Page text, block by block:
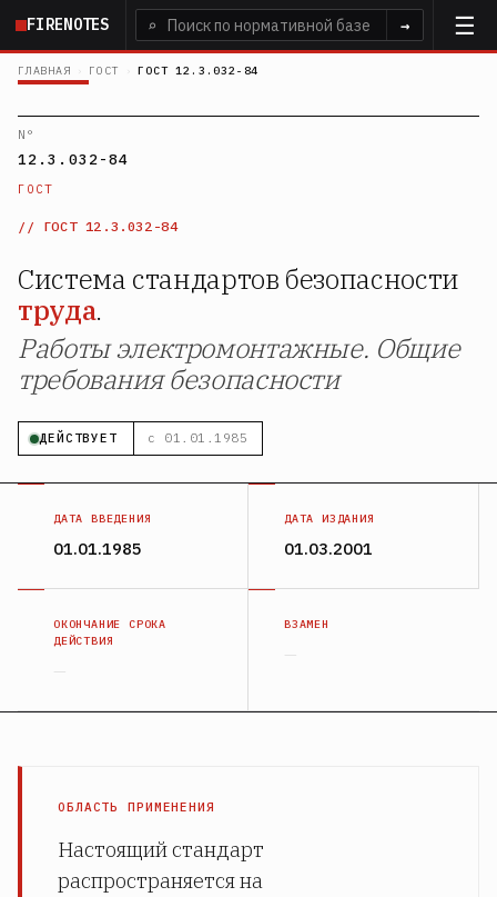
Перейти
основному
FIRENOTES ⌕ →
ГЛАВНАЯ › ГОСТ › ГОСТ 12.3.032-84
N°
12.3.032-84
ГОСТ
ГОСТ 12.3.032-84
Система стандартов безопасности
труда.
Работы электромонтажные. Общие
требования безопасности
ДЕЙСТВУЕТ с 01.01.1985
ДАТА ВВЕДЕНИЯ
01.01.1985
ДАТА ИЗДАНИЯ
01.03.2001
ОКОНЧАНИЕ СРОКА
ДЕЙСТВИЯ
—
ВЗАМЕН
—
ОБЛАСТЬ ПРИМЕНЕНИЯ
Настоящий стандарт
распространяется на